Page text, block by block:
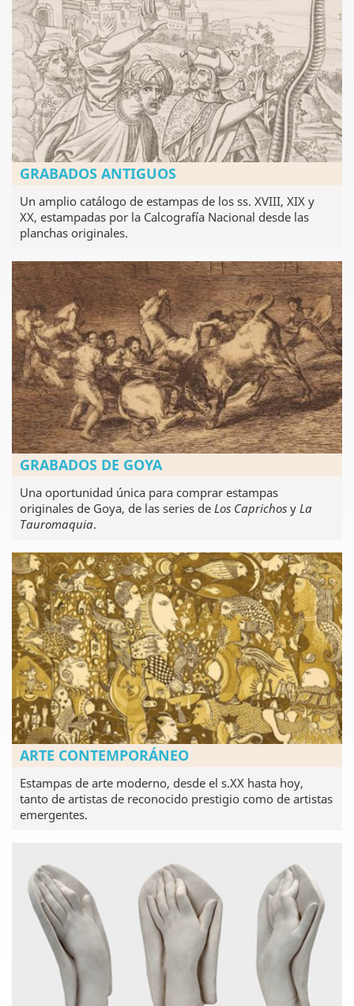
GRABADOS ANTIGUOS
Un amplio catálogo de estampas de los ss. XVIII, XIX y
XX, estampadas por la Calcografía Nacional desde las
planchas originales.
GRABADOS DE GOYA
Una oportunidad única para comprar estampas
originales de Goya, de las series de Los Caprichos y La
Tauromaquia.
ARTE CONTEMPORÁNEO
Estampas de arte moderno, desde el s.XX hasta hoy,
tanto de artistas de reconocido prestigio como de artistas
emergentes.